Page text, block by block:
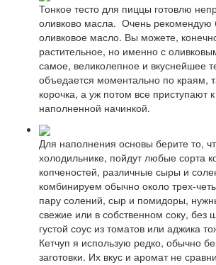
Тонкое тесто для пиццы готовлю
оливково масла. Очень рекомендую
оливковое масло. Вы можете,
растительное, но именно с
самое, великолепное и вкуснейшее
объедается моментально по краям,
корочка, а уж потом все приступают
наполненной начинкой.
Для наполнения основы берите то,
холодильнике, пойдут любые сорта
копченостей, различные сыры и
комбинируем обычно около трех-
пару солений, сыр и помидоры,
свежие или в собственном соку, без
густой соус из томатов или аджика
Кетчуп я использую редко, обычно
заготовки. Их вкус и аромат не